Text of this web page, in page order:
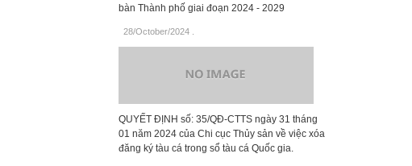
bàn Thành phố giai đoạn 2024 - 2029
28/October/2024.
QUYẾT ĐỊNH số: 35/QĐ-CTTS ngày 31 tháng
01 năm 2024 của Chi cục Thủy sản về việc xóa
đăng ký tàu cá trong sổ tàu cá Quốc gia.